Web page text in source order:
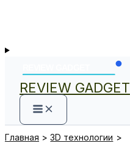
REVIEW GADGET
Главная
3D технологии